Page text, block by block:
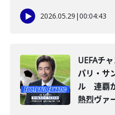
2026.05.29 |00:04:43
UEFAチ
パリ・サ
ル 連覇
熱烈ヴァ